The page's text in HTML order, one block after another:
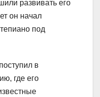
развивать его
он начал
под
в
где его